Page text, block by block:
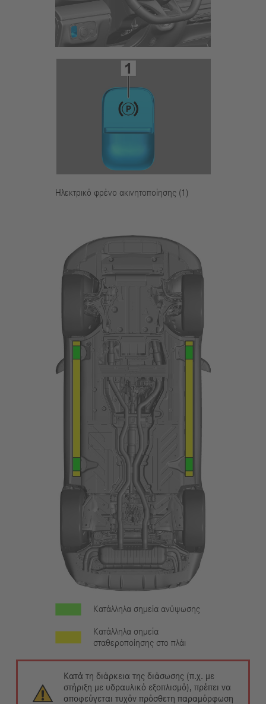
Ηλεκτρικό φρένο ακινητοποίησης (1)
Κατάλληλα σημεία ανύψωσης
Κατάλληλα σημεία
σταθεροποίησης στο πλάι
Κατά τη διάρκεια της διάσωσης (π.χ. με
στήριξη με υδραυλικό εξοπλισμό), πρέπει να
αποφεύγεται τυχόν πρόσθετη παραμόρφωση